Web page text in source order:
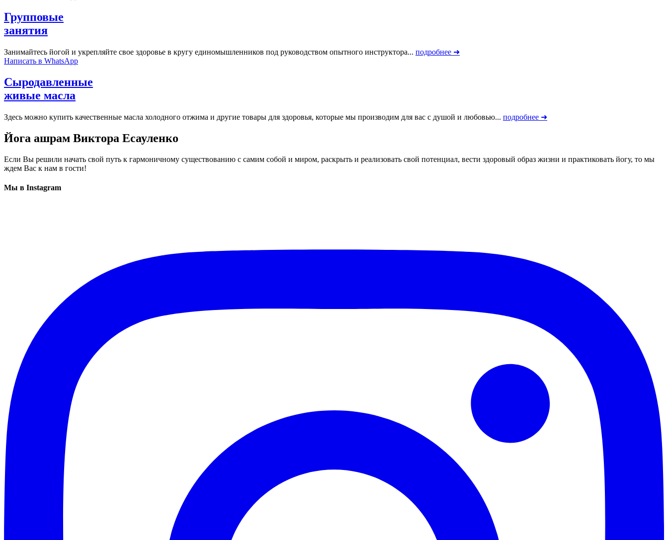
Групповые
занятия
Занимайтесь йогой и укрепляйте свое здоровье в кругу единомышленников под руководством опытного инструктора... подробнее ➜
Написать в WhatsApp
Сыродавленные
живые масла
Здесь можно купить качественные масла холодного отжима и другие товары для здоровья, которые мы производим для вас с душой и любовью... подробнее ➜
Йога ашрам Виктора Есауленко
Если Вы решили начать свой путь к гармоничному существованию с самим собой и миром, раскрыть и реализовать свой потенциал, вести здоровый образ жизни и практиковать йогу, то мы
ждем Вас к нам в гости!
Мы в Instagram